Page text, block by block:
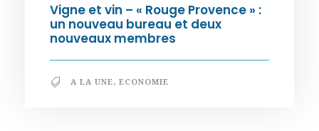
Vigne et vin – « Rouge Provence » :
un nouveau bureau et deux
nouveaux membres
A LA UNE, ECONOMIE